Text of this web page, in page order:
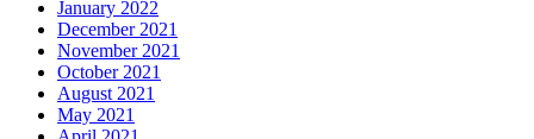
January 2022
December 2021
November 2021
October 2021
August 2021
May 2021